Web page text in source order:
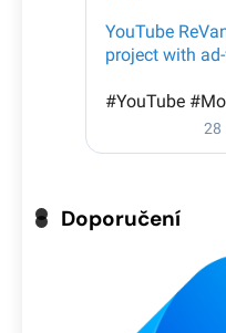
Doporučení